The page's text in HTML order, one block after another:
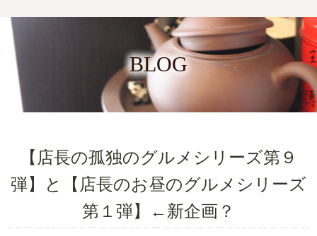
BLOG
【店長の孤独のグルメシリーズ第９
弾】と【店長のお昼のグルメシリーズ
第１弾】←新企画？